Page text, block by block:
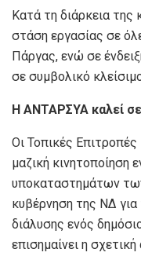
Κατά τη διάρκεια της
στάση εργασίας σε
Πάργας, ενώ σε
σε συμβολικό
Η ΑΝΤΑΡΣΥΑ καλεί σε
Οι Τοπικές
μαζική κινητοποίηση
υποκαταστημάτων
κυβέρνηση της ΝΔ για
διάλυσης ενός
επισημαίνει η